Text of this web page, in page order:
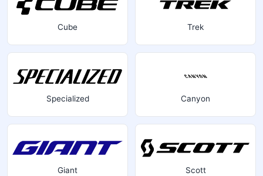
Cube Trek
Specialized Canyon
Giant Scott